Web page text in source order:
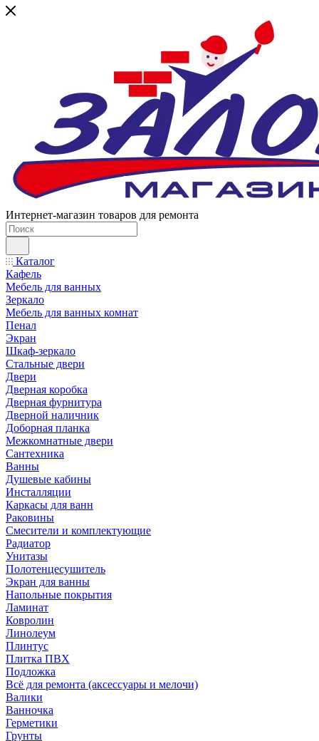
Интернет-магазин товаров для ремонта
Каталог
Кафель
Мебель для ванных
Зеркало
Мебель для ванных комнат
Пенал
Экран
Шкаф-зеркало
Стальные двери
Двери
Дверная коробка
Дверная фурнитура
Дверной наличник
Доборная планка
Межкомнатные двери
Сантехника
Ванны
Душевые кабины
Инсталляции
Каркасы для ванн
Раковины
Смесители и комплектующие
Радиатор
Унитазы
Полотенцесушитель
Экран для ванны
Напольные покрытия
Ламинат
Ковролин
Линолеум
Плинтус
Плитка ПВХ
Подложка
Всё для ремонта (аксессуары и мелочи)
Валики
Ванночка
Герметики
Грунты